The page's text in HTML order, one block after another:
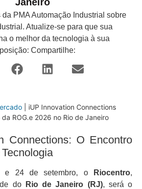
PMA Automação Industrial sobre
Atualize-se para que sua
o melhor da tecnologia à sua
Compartilhe:
iUP Innovation Connections
ROG.e 2026 no Rio de Janeiro
Connections: O Encontro
e 24 de setembro, o Riocentro,
do
Rio de Janeiro (RJ), será o